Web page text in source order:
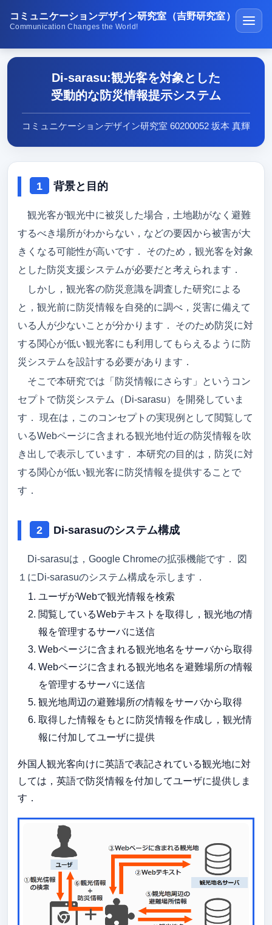
コミュニケーションデザイン研究室（吉野研究室）
Communication Changes the World!
ホーム
講義・演習
公開ソフトウェア
研究室の生活
メディア紹介
在校生･受験生･高専生へ
研究成果
アクセス
卒論/修論（メンバーのみ）
就職先
ゼミ旅行
吉野研ブログ
吉野先生のブログ
Di-sarasu:観光客を対象とした
受動的な防災情報提示システム
コミュニケーションデザイン研究室 60200052 坂本 真輝
背景と目的
観光客が観光中に被災した場合，土地勘がなく避難
するべき場所がわからない，などの要因から被害が大
きくなる可能性が高いです． そのため，観光客を対象
とした防災支援システムが必要だと考えられます．
しかし，観光客の防災意識を調査した研究による
と，観光前に防災情報を自発的に調べ，災害に備えて
いる人が少ないことが分かります． そのため防災に対
する関心が低い観光客にも利用してもらえるように防
災システムを設計する必要があります．
そこで本研究では「防災情報にさらす」というコン
セプトで防災システム（Di-sarasu）を開発していま
す． 現在は，このコンセプトの実現例として閲覧して
いるWebページに含まれる観光地付近の防災情報を吹
き出しで表示しています． 本研究の目的は，防災に対
する関心が低い観光客に防災情報を提供することで
す．
Di-sarasuのシステム構成
Di-sarasuは，Google Chromeの拡張機能です． 図
１にDi-sarasuのシステム構成を示します．
ユーザがWebで観光情報を検索
閲覧しているWebテキストを取得し，観光地の情
報を管理するサーバに送信
Webページに含まれる観光地名をサーバから取得
Webページに含まれる観光地名を避難場所の情報
を管理するサーバに送信
観光地周辺の避難場所の情報をサーバから取得
取得した情報をもとに防災情報を作成し，観光情
報に付加してユーザに提供
外国人観光客向けに英語で表記されている観光地に対
しては，英語で防災情報を付加してユーザに提供しま
す．